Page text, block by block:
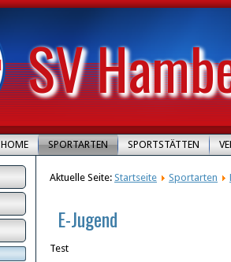
SV
HOME SPORTARTEN SPORTSTÄTTEN
Aktuelle Seite: Startseite Sportarten
E-Jugend
Test